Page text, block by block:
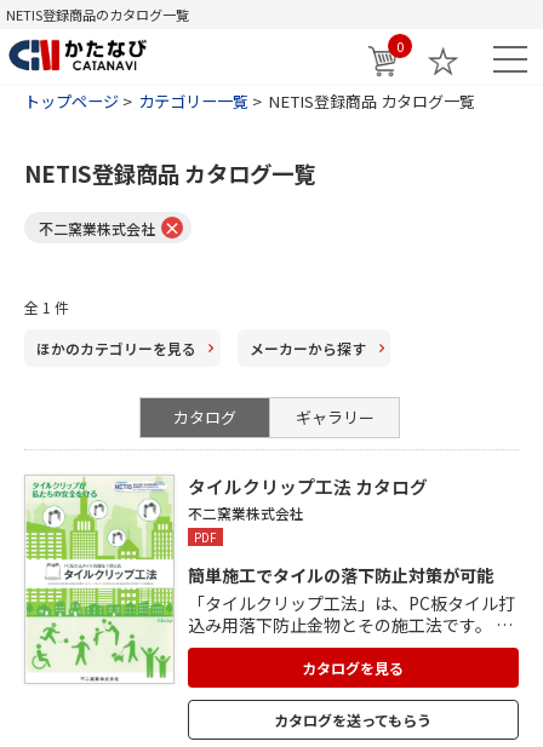
NETIS登録商品のカタログ一覧
0
トップページ カテゴリー一覧 NETIS登録商品 カタログ一覧
NETIS登録商品 カタログ一覧
不二窯業株式会社 ×
全 1 件
ほかのカテゴリーを見る メーカーから探す
カタログ ギャラリー
タイルクリップ工法 カタログ
不二窯業株式会社
PDF
簡単施工でタイルの落下防止対策が可能
「タイルクリップ工法」は、PC板タイル打
込み用落下防止金物とその施工法です。 法
改正に伴い、PC板に直に打ち込まれたタイ
ルは全て、竣工後10年で全面打診検査を行
い特定行政庁へ報告することが義務化され
ましたがタイル・金属の金物・コンクリー
ト躯体が緊結され落下防止対策できている
カタログを見る
カタログを送ってもらう